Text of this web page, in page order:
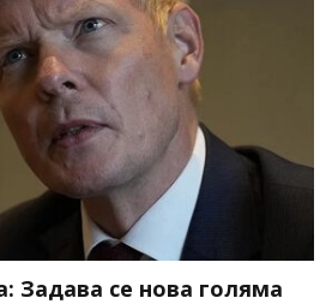
Задава се нова голяма